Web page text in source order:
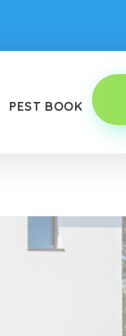
PEST BOOK